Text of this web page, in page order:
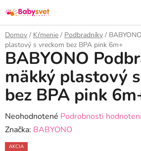
na
obsah
Domov / Kŕmenie / Podbradníky /
plastový s vreckom bez BPA pink 6m+
BABYONO
mäkký plastový
bez BPA pink
Priemerné
hodnotenie
produktu
Neohodnotené Podrobnosti
Značka: BABYONO
AKCIA